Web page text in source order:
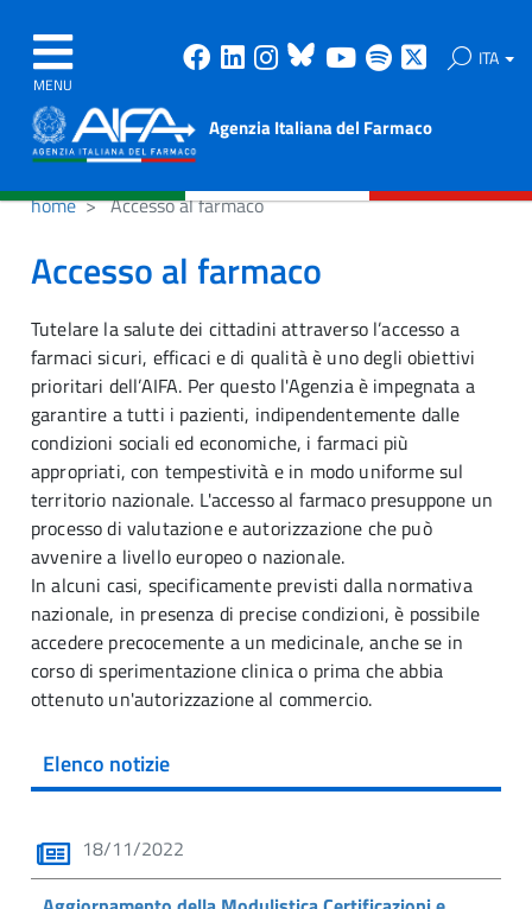
MENU
Facebook
Linkedin
Instagram
Bluesky
Youtube
Spotify ITA
Agenzia Italiana del Farmaco
home Accesso al farmaco
Accesso al farmaco
Tutelare la salute dei cittadini attraverso l’accesso a
farmaci sicuri, efficaci e di qualità è uno degli obiettivi
prioritari dell’AIFA. Per questo l'Agenzia è impegnata a
garantire a tutti i pazienti, indipendentemente dalle
condizioni sociali ed economiche, i farmaci più
appropriati, con tempestività e in modo uniforme sul
territorio nazionale. L'accesso al farmaco presuppone un
processo di valutazione e autorizzazione che può
avvenire a livello europeo o nazionale.
In alcuni casi, specificamente previsti dalla normativa
nazionale, in presenza di precise condizioni, è possibile
accedere precocemente a un medicinale, anche se in
corso di sperimentazione clinica o prima che abbia
ottenuto un'autorizzazione al commercio.
Elenco notizie
18/11/2022